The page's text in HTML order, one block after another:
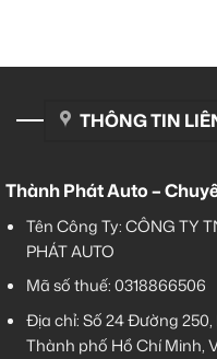
THÔNG TIN
Thành Phát Auto –
Tên Công Ty: CÔNG TY
PHÁT AUTO
Mã số thuế: 0318866506
Địa chỉ: Số 24 Đường
Thành phố Hồ Chí Minh,